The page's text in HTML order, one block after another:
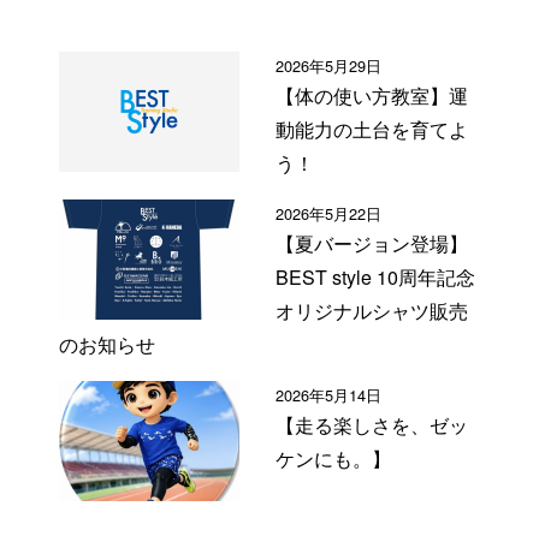
2026年5月29日
【体の使い方教室】運
動能力の土台を育てよ
う！
2026年5月22日
【夏バージョン登場】
BEST style 10周年記念
オリジナルシャツ販売
のお知らせ
2026年5月14日
【走る楽しさを、ゼッ
ケンにも。】